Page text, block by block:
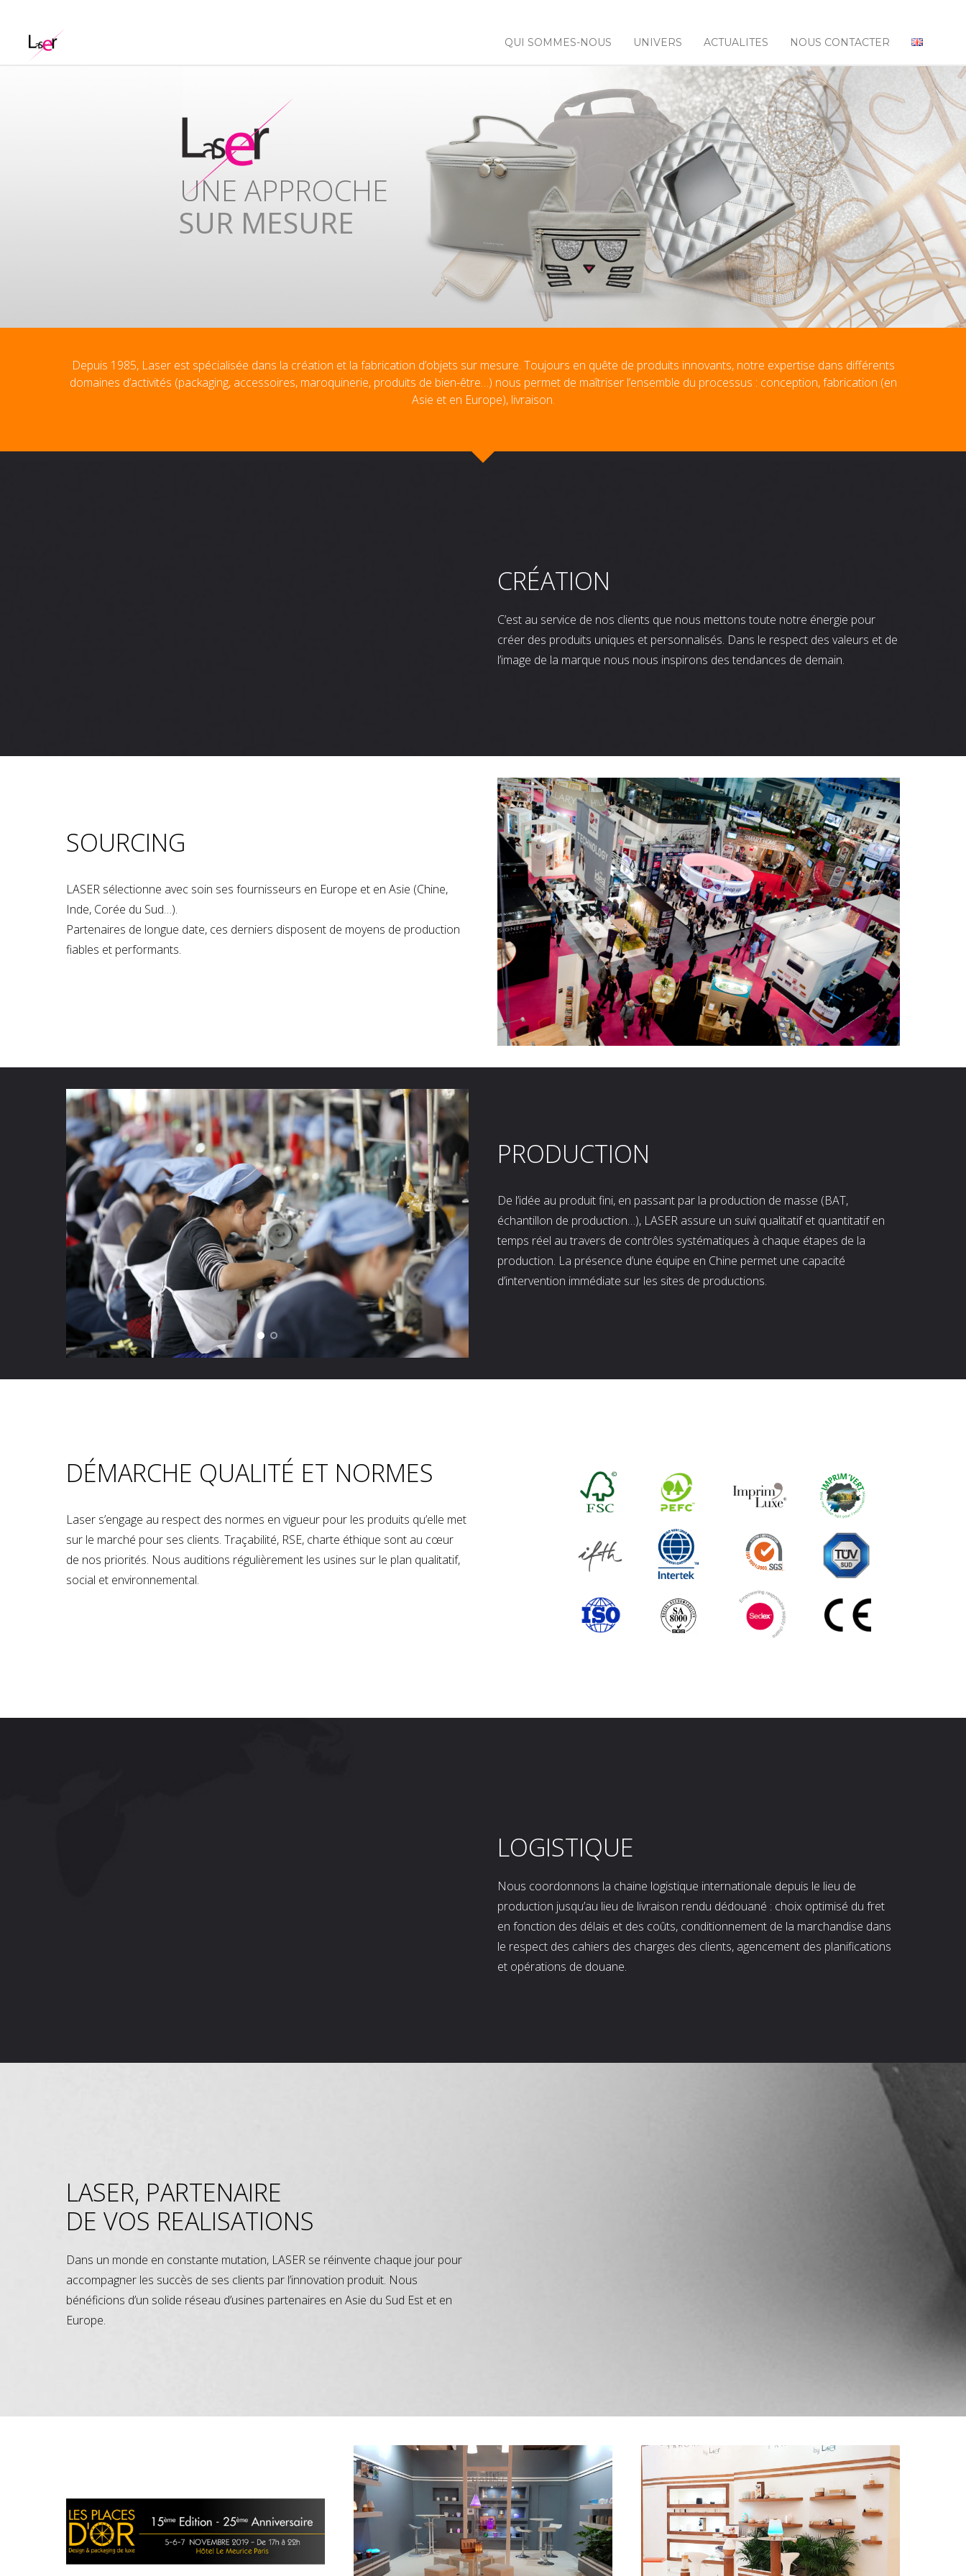
QUI SOMMES-NOUS UNIVERS ACTUALITES NOUS CONTACTER
COMPETENCES
UNISSONS NOS
Depuis 1985, Laser est spécialisée dans la création et la fabrication d’objets sur mesure. Toujours en quête de produits innovants, notre expertise dans différents
domaines d’activités (packaging, accessoires, maroquinerie, produits de bien-être…) nous permet de maîtriser l’ensemble du processus : conception, fabrication (en
Asie et en Europe), livraison.
CRÉATION
C’est au service de nos clients que nous mettons toute notre énergie pour
créer des produits uniques et personnalisés. Dans le respect des valeurs et de
l’image de la marque nous nous inspirons des tendances de demain.
SOURCING
LASER sélectionne avec soin ses fournisseurs en Europe et en Asie (Chine,
Inde, Corée du Sud…).
Partenaires de longue date, ces derniers disposent de moyens de production
fiables et performants.
PRODUCTION
De l’idée au produit fini, en passant par la production de masse (BAT,
échantillon de production…), LASER assure un suivi qualitatif et quantitatif en
temps réel au travers de contrôles systématiques à chaque étapes de la
production. La présence d’une équipe en Chine permet une capacité
d’intervention immédiate sur les sites de productions.
DÉMARCHE QUALITÉ ET NORMES
Laser s’engage au respect des normes en vigueur pour les produits qu’elle met
sur le marché pour ses clients. Traçabilité, RSE, charte éthique sont au cœur
de nos priorités. Nous auditions régulièrement les usines sur le plan qualitatif,
social et environnemental.
LOGISTIQUE
Nous coordonnons la chaine logistique internationale depuis le lieu de
production jusqu’au lieu de livraison rendu dédouané : choix optimisé du fret
en fonction des délais et des coûts, conditionnement de la marchandise dans
le respect des cahiers des charges des clients, agencement des planifications
et opérations de douane.
LASER, PARTENAIRE
DE VOS REALISATIONS
Dans un monde en constante mutation, LASER se réinvente chaque jour pour
accompagner les succès de ses clients par l’innovation produit. Nous
bénéficions d’un solide réseau d’usines partenaires en Asie du Sud Est et en
Europe.